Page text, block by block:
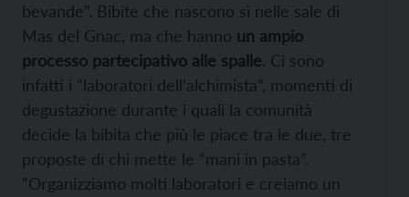
bevande”. Bibite che nascono sì nelle sale di
Mas del Gnac, ma che hanno un ampio
processo partecipativo alle spalle. Ci sono
infatti i “laboratori dell’alchimista”, momenti di
degustazione durante i quali la comunità
decide la bibita che più le piace tra le due, tre
proposte di chi mette le “mani in pasta”.
“Organizziamo molti laboratori e creiamo un